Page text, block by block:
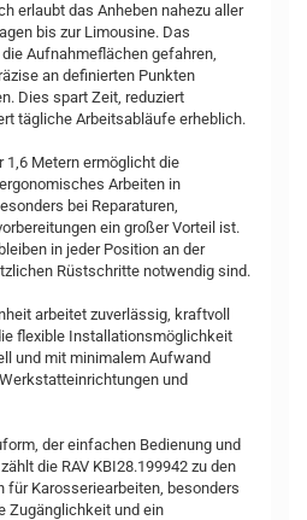
erlaubt das Anheben nahezu aller
bis zur Limousine. Das
Aufnahmeflächen gefahren,
an definierten Punkten
Dies spart Zeit, reduziert
tägliche Arbeitsabläufe erheblich.
1,6 Metern ermöglicht die
Arbeiten in
bei Reparaturen,
ein großer Vorteil ist.
in jeder Position an der
Rüstschritte notwendig sind.
arbeitet zuverlässig, kraftvoll
flexible Installationsmöglichkeit
und mit minimalem Aufwand
und
der einfachen Bedienung und
die RAV KBI28.199942 zu den
für Karosseriearbeiten, besonders
Zugänglichkeit und ein